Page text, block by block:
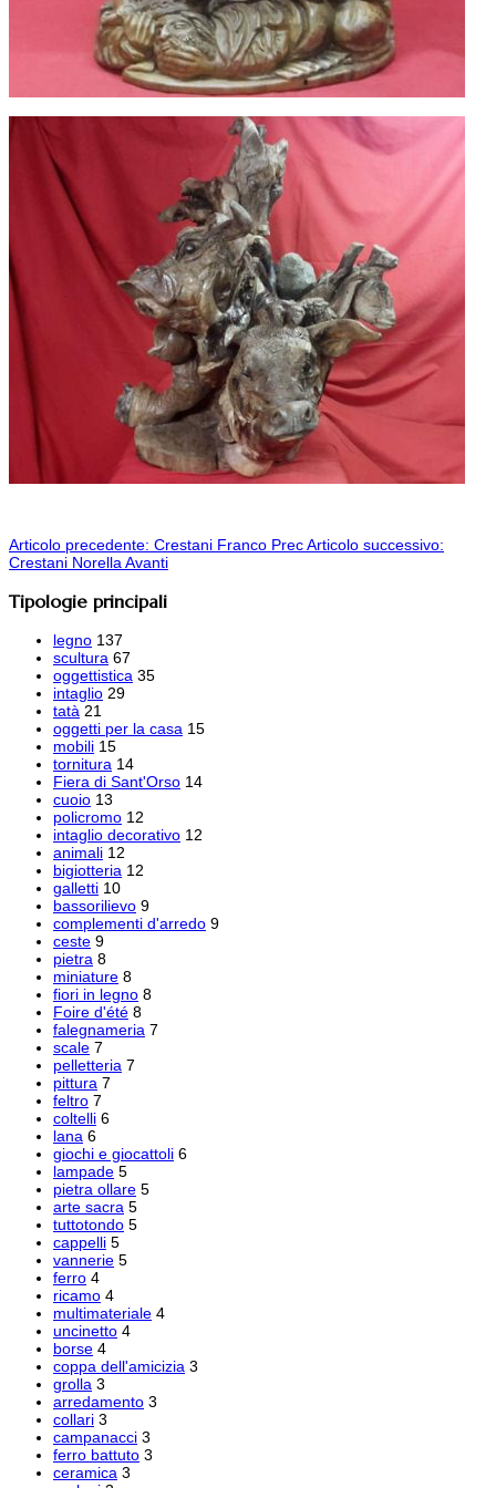
Articolo precedente: Crestani Franco PrecArticolo successivo:
Crestani NorellaAvanti
Tipologie principali
legno 137
scultura 67
oggettistica 35
intaglio 29
tatà 21
oggetti per la casa 15
mobili 15
tornitura 14
Fiera di Sant'Orso 14
cuoio 13
policromo 12
intaglio decorativo 12
animali 12
bigiotteria 12
galletti 10
bassorilievo 9
complementi d'arredo 9
ceste 9
pietra 8
miniature 8
fiori in legno 8
Foire d'été 8
falegnameria 7
scale 7
pelletteria 7
pittura 7
feltro 7
coltelli 6
lana 6
giochi e giocattoli 6
lampade 5
pietra ollare 5
arte sacra 5
tuttotondo 5
cappelli 5
vannerie 5
ferro 4
ricamo 4
multimateriale 4
uncinetto 4
borse 4
coppa dell'amicizia 3
grolla 3
arredamento 3
collari 3
campanacci 3
ferro battuto 3
ceramica 3